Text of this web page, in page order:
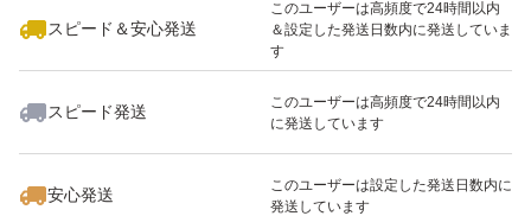
スピード＆安心発送
このユーザーは高頻度で24時間以内
＆設定した発送日数内に発送していま
す
スピード発送
このユーザーは高頻度で24時間以内
に発送しています
安心発送
このユーザーは設定した発送日数内に
発送しています
いいね！
1,100